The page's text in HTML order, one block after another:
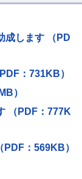
成します （PD
：731KB）
）
（PDF：777K
：569KB）